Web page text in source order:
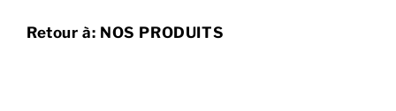
Retour à: NOS PRODUITS